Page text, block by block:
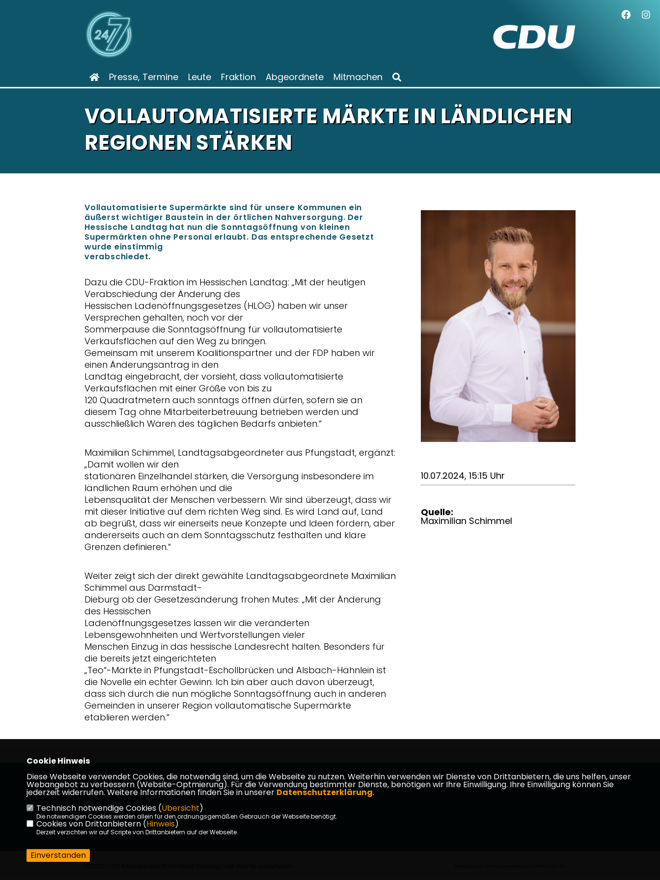
Presse, Termine Leute Fraktion Abgeordnete Mitmachen
VOLLAUTOMATISIERTE MÄRKTE IN LÄNDLICHEN
REGIONEN STÄRKEN
Vollautomatisierte Supermärkte sind für unsere Kommunen ein
äußerst wichtiger Baustein in der örtlichen Nahversorgung. Der
Hessische Landtag hat nun die Sonntagsöffnung von kleinen
Supermärkten ohne Personal erlaubt. Das entsprechende Gesetzt
wurde einstimmig
verabschiedet.
Dazu die CDU-Fraktion im Hessischen Landtag: „Mit der heutigen
Verabschiedung der Änderung des
Hessischen Ladenöffnungsgesetzes (HLÖG) haben wir unser
Versprechen gehalten, noch vor der
Sommerpause die Sonntagsöffnung für vollautomatisierte
Verkaufsflächen auf den Weg zu bringen.
Gemeinsam mit unserem Koalitionspartner und der FDP haben wir
einen Änderungsantrag in den
Landtag eingebracht, der vorsieht, dass vollautomatisierte
Verkaufsflächen mit einer Größe von bis zu
120 Quadratmetern auch sonntags öffnen dürfen, sofern sie an
diesem Tag ohne Mitarbeiterbetreuung betrieben werden und
ausschließlich Waren des täglichen Bedarfs anbieten.“
Maximilian Schimmel, Landtagsabgeordneter aus Pfungstadt, ergänzt:
Damit wollen wir den
stationären Einzelhandel stärken, die Versorgung insbesondere im
ländlichen Raum erhöhen und die
Lebensqualität der Menschen verbessern. Wir sind überzeugt, dass wir
mit dieser Initiative auf dem richten Weg sind. Es wird Land auf, Land
ab begrüßt, dass wir einerseits neue Konzepte und Ideen fördern, aber
andererseits auch an dem Sonntagsschutz festhalten und klare
Grenzen definieren.“
Weiter zeigt sich der direkt gewählte Landtagsabgeordnete Maximilian
Schimmel aus Darmstadt-
Dieburg ob der Gesetzesänderung frohen Mutes: „Mit der Änderung
des Hessischen
Ladenöffnungsgesetzes lassen wir die veränderten
Lebensgewohnheiten und Wertvorstellungen vieler
Menschen Einzug in das hessische Landesrecht halten. Besonders für
die bereits jetzt eingerichteten
Teo“-Märkte in Pfungstadt-Eschollbrücken und Alsbach-Hähnlein ist
die Novelle ein echter Gewinn. Ich bin aber auch davon überzeugt,
dass sich durch die nun mögliche Sonntagsöffnung auch in anderen
Gemeinden in unserer Region vollautomatische Supermärkte
etablieren werden.“
10.07.2024, 15:15 Uhr
Quelle:
Maximilian Schimmel
Homepage des CDU-Stadtverbandes Weiterstadt
Impressum Datenschutz Kontakt
Cookie Hinweis
Diese Webseite verwendet Cookies, die notwendig sind, um die Webseite zu nutzen. Weiterhin verwenden wir Dienste von Drittanbietern, die uns helfen, unser
Webangebot zu verbessern (Website-Optmierung). Für die Verwendung bestimmter Dienste, benötigen wir Ihre Einwilligung. Ihre Einwilligung können Sie
jederzeit widerrufen. Weitere Informationen finden Sie in unserer Datenschutzerklärung.
Technisch notwendige Cookies (Übersicht)
Die notwendigen Cookies werden allein für den ordnungsgemäßen Gebrauch der Webseite benötigt.
Cookies von Drittanbietern (Hinweis)
Derzeit verzichten wir auf Scripte von Drittanbietern auf der Webseite.
Einverstanden